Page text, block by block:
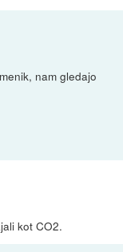
nam gledajo
kot CO2.